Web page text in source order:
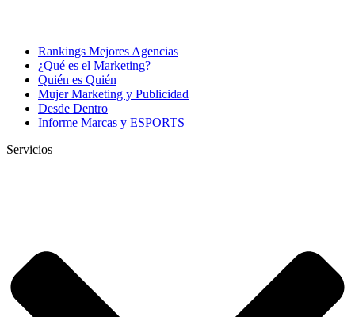
Rankings Mejores Agencias
¿Qué es el Marketing?
Quién es Quién
Mujer Marketing y Publicidad
Desde Dentro
Informe Marcas y ESPORTS
Servicios